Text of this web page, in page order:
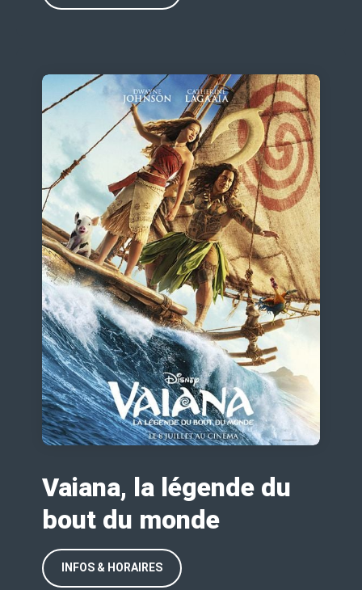
Vaiana, la légende du
bout du monde
INFOS & HORAIRES